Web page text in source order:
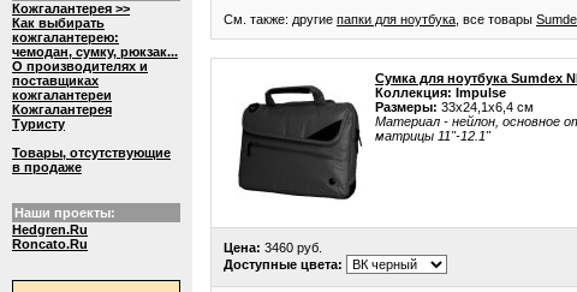
Кожгалантерея >>
Как выбирать
кожгалантерею:
чемодан, сумку, рюкзак...
О производителях и
поставщиках
кожгалантереи
Кожгалантерея
Туристу
Товары, отсутствующие
в продаже
Наши проекты:
Hedgren.Ru
Roncato.Ru
См. также: другие папки для ноутбука , все товары
Сумка для ноутбука Sumdex
Коллекция: Impulse
Размеры: 33x24,1x6,4 см
Материал - нейлон, основное
матрицы 11"-12.1"
Цена: 3460 руб.
Доступные цвета: